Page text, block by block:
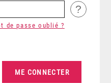
?
de passe oublié ?